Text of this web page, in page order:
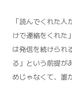
「読んでくれた
けで連絡をくれ
は発信を続けられ
る」という前提が
めじゃなくて、誰